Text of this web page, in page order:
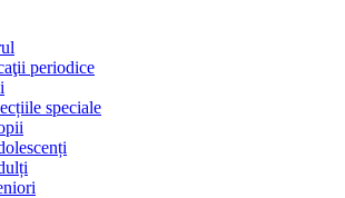
periodice
speciale